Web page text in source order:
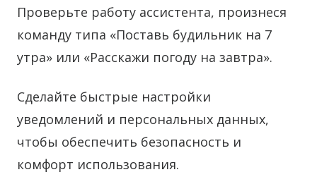
Проверьте работу ассистента, произнеся
команду типа «Поставь будильник на 7
утра» или «Расскажи погоду на завтра».
Сделайте быстрые настройки
уведомлений и персональных данных,
чтобы обеспечить безопасность и
комфорт использования.